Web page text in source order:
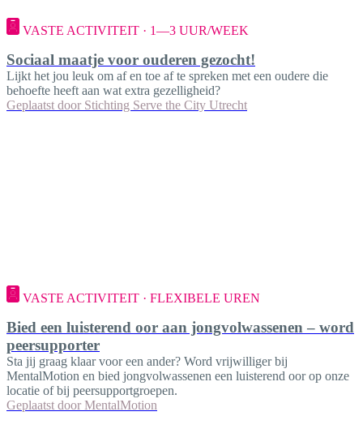
VASTE ACTIVITEIT · 1—3 UUR/WEEK
Sociaal maatje voor ouderen gezocht!
Lijkt het jou leuk om af en toe af te spreken met een oudere die
behoefte heeft aan wat extra gezelligheid?
Geplaatst door Stichting Serve the City Utrecht
VASTE ACTIVITEIT · FLEXIBELE UREN
Bied een luisterend oor aan jongvolwassenen – word
peersupporter
Sta jij graag klaar voor een ander? Word vrijwilliger bij
MentalMotion en bied jongvolwassenen een luisterend oor op onze
locatie of bij peersupportgroepen.
Geplaatst door MentalMotion